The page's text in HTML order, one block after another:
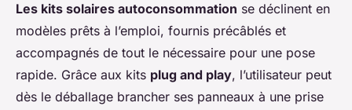
Les kits solaires autoconsommation se déclinent en
modèles prêts à l’emploi, fournis précâblés et
accompagnés de tout le nécessaire pour une pose
rapide. Grâce aux kits plug and play, l’utilisateur peut
dès le déballage brancher ses panneaux à une prise